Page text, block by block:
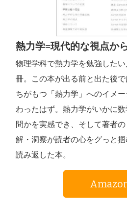
熱力学=現代的な視点
物理学科で熱力学を勉強した
冊。この本が出る前と出た後
ちがもつ「熱力学」へのイメ
わったはず。熱力学がいかに
問かを実感でき、そして著者
解・洞察が読者の心をグっと
読み返した本。